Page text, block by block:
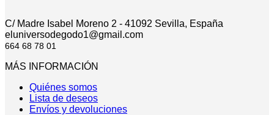
C/ Madre Isabel Moreno 2 - 41092 Sevilla, España
eluniversodegodo1@gmail.com
664 68 78 01
MÁS INFORMACIÓN
Quiénes somos
Lista de deseos
Envíos y devoluciones